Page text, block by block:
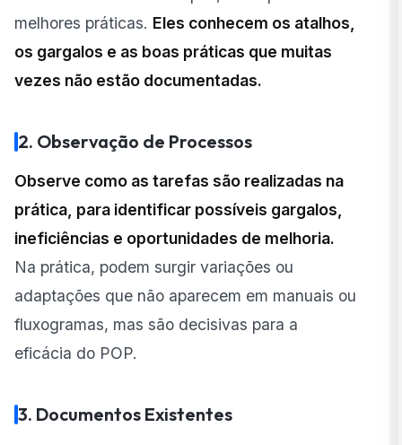
melhores práticas. Eles conhecem os atalhos,
os gargalos e as boas práticas que muitas
vezes não estão documentadas.
2. Observação de Processos
Observe como as tarefas são realizadas na
prática, para identificar possíveis gargalos,
ineficiências e oportunidades de melhoria.
Na prática, podem surgir variações ou
adaptações que não aparecem em manuais ou
fluxogramas, mas são decisivas para a
eficácia do POP.
3. Documentos Existentes